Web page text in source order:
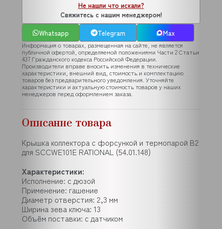
Не нашли что искали?
Свяжитесь с нашим менеджером!
Whatsapp
Telegram Max
Информация о товарах, размещенная на сайте, не является
публичной офертой, определяемой положениями Части 2 Статьи
437 Гражданского кодекса Российской Федерации.
Производители вправе вносить изменения в технические
характеристики, внешний вид, стоимость и комплектацию
товаров без предварительного уведомления. Уточняйте
характеристики и актуальную стоимость товаров у наших
менеджеров перед оформлением заказа.
Описание товара
Крышка коллектора с форсункой и термопарой В2
для SCCWE101Е RATIONAL (54.01.148)
Характеристики:
Исполнение: с дюзой
Применение: гашение
Диаметр отверстия: 2,3 мм
Ширина зева ключа: 13
Объём поставки: с датчиком